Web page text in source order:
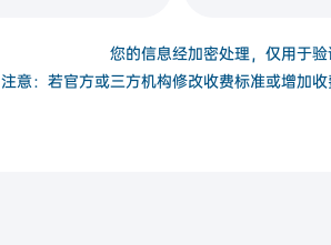
您的信息经加密处理，仅用于
注意：若官方或三方机构修改收费标准或增加